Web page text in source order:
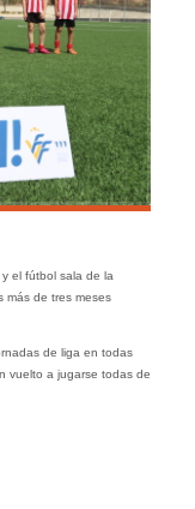
el fútbol sala de la
más de tres meses
de liga en todas
vuelto a jugarse todas de